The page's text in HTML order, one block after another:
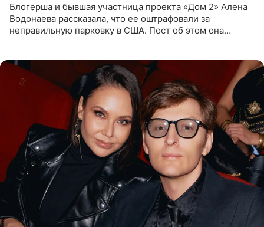
Блогерша и бывшая участница проекта «Дом 2» Алена
Водонаева рассказала, что ее оштрафовали за
неправильную парковку в США. Пост об этом она